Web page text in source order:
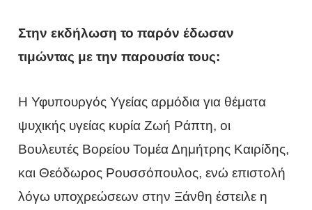
Στην εκδήλωση το παρόν έδωσαν
τιμώντας με την παρουσία τους:
Η Υφυπουργός Υγείας αρμόδια για θέματα
ψυχικής υγείας κυρία Ζωή Ράπτη, οι
Βουλευτές Βορείου Τομέα Δημήτρης Καιρίδης,
και Θεόδωρος Ρουσσόπουλος, ενώ επιστολή
λόγω υποχρεώσεων στην Ξάνθη έστειλε η